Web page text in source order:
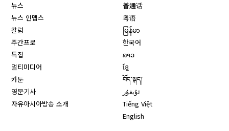
뉴스
뉴스 인뎁스
칼럼
주간프로
특집
멀티미디어
카툰
영문기사
자유아시아방송 소개
普通话
粤语
မြန်မာ
한국어
ລາວ
ខ្មែ
བོད་སྐད།
ئۇيغۇر
Tiếng Việt
English